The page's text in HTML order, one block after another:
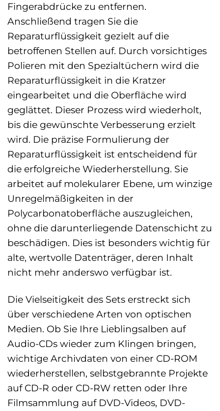
Fingerabdrücke zu entfernen.
Anschließend tragen Sie die
Reparaturflüssigkeit gezielt auf die
betroffenen Stellen auf. Durch vorsichtiges
Polieren mit den Spezialtüchern wird die
Reparaturflüssigkeit in die Kratzer
eingearbeitet und die Oberfläche wird
geglättet. Dieser Prozess wird wiederholt,
bis die gewünschte Verbesserung erzielt
wird. Die präzise Formulierung der
Reparaturflüssigkeit ist entscheidend für
die erfolgreiche Wiederherstellung. Sie
arbeitet auf molekularer Ebene, um winzige
Unregelmäßigkeiten in der
Polycarbonatoberfläche auszugleichen,
ohne die darunterliegende Datenschicht zu
beschädigen. Dies ist besonders wichtig für
alte, wertvolle Datenträger, deren Inhalt
nicht mehr anderswo verfügbar ist.
Die Vielseitigkeit des Sets erstreckt sich
über verschiedene Arten von optischen
Medien. Ob Sie Ihre Lieblingsalben auf
Audio-CDs wieder zum Klingen bringen,
wichtige Archivdaten von einer CD-ROM
wiederherstellen, selbstgebrannte Projekte
auf CD-R oder CD-RW retten oder Ihre
Filmsammlung auf DVD-Videos, DVD-